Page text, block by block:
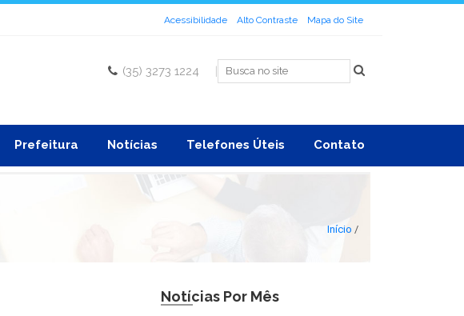
Acessibilidade Alto Contraste Mapa do Site
(35) 3273 1224 |
Prefeitura Notícias Telefones Úteis Contato
Início /
Notícias Por Mês